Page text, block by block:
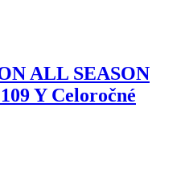
ALL SEASON
Y Celoročné